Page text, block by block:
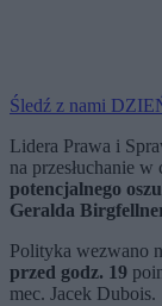
Śledź z nami
Lidera Prawa i
na przesłuchanie
potencjalnego
Geralda
Polityka wezwano
przed godz. 19
mec. Jacek Dubois.